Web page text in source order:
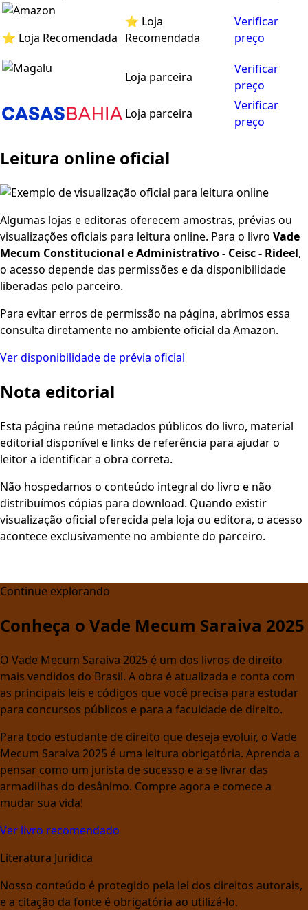
⭐ Loja Recomendada
⭐ Loja
Recomendada
Verificar
preço
Loja parceira
Verificar
preço
Loja parceira
Verificar
preço
Leitura online oficial
Algumas lojas e editoras oferecem amostras, prévias ou
visualizações oficiais para leitura online. Para o livro Vade
Mecum Constitucional e Administrativo - Ceisc - Rideel,
o acesso depende das permissões e da disponibilidade
liberadas pelo parceiro.
Para evitar erros de permissão na página, abrimos essa
consulta diretamente no ambiente oficial da Amazon.
Ver disponibilidade de prévia oficial
Nota editorial
Esta página reúne metadados públicos do livro, material
editorial disponível e links de referência para ajudar o
leitor a identificar a obra correta.
Não hospedamos o conteúdo integral do livro e não
distribuímos cópias para download. Quando existir
visualização oficial oferecida pela loja ou editora, o acesso
acontece exclusivamente no ambiente do parceiro.
Continue explorando
Conheça o Vade Mecum Saraiva 2025
O Vade Mecum Saraiva 2025 é um dos livros de direito
mais vendidos do Brasil. A obra é atualizada e conta com
as principais leis e códigos que você precisa para estudar
para concursos públicos e para a faculdade de direito.
Para todo estudante de direito que deseja evoluir, o Vade
Mecum Saraiva 2025 é uma leitura obrigatória. Aprenda a
pensar como um jurista de sucesso e a se livrar das
armadilhas do desânimo. Compre agora e comece a
mudar sua vida!
Ver livro recomendado
Literatura Jurídica
Nosso conteúdo é protegido pela lei dos direitos autorais,
e a citação da fonte é obrigatória ao utilizá-lo.